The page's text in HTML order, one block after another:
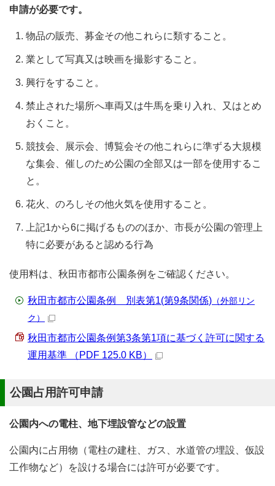
申請が必要です。
物品の販売、募金その他これらに類すること。
業として写真又は映画を撮影すること。
興行をすること。
禁止された場所へ車両又は牛馬を乗り入れ、又はとめ
おくこと。
競技会、展示会、博覧会その他これらに準ずる大規模
な集会、催しのため公園の全部又は一部を使用するこ
と。
花火、のろしその他火気を使用すること。
上記1から6に掲げるもののほか、市長が公園の管理上
特に必要があると認める行為
使用料は、秋田市都市公園条例をご確認ください。
秋田市都市公園条例 別表第1(第9条関係) （外部リン
ク）
秋田市都市公園条例第3条第1項に基づく許可に関する
運用基準 （PDF 125.0 KB）
公園占用許可申請
公園内への電柱、地下埋設管などの設置
公園内に占用物（電柱の建柱、ガス、水道管の埋設、仮設
工作物など）を設ける場合には許可が必要です。